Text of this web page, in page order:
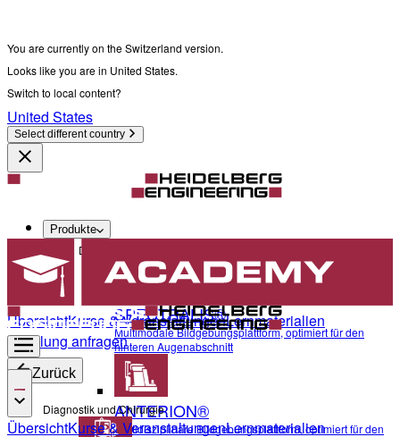
You are currently on the Switzerland version.
Looks like you are in United States.
Switch to local content?
United States
Select different country
Produkte
Diagnostik und Chirurgie
SPECTRALIS®
Multimodale Bildgebungsplattform, optimiert für den
hinteren Augenabschnitt
ANTERION®
Multidisziplinäre Bildgebungsplattform, optimiert für den
ÜbersichtKurse & VeranstaltungenLernmaterialien
Schulung anfragen
Zurück
Diagnostik und Chirurgie
ÜbersichtKurse & VeranstaltungenLernmaterialien